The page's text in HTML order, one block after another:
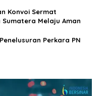
Konvoi Sermat
Melaju Aman
Perkara PN